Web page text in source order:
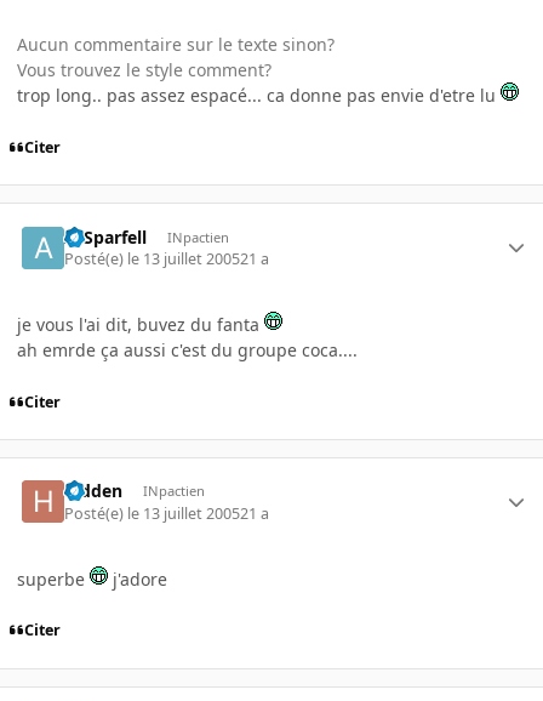
Aucun commentaire sur le texte sinon?
Vous trouvez le style comment?
trop long.. pas assez espacé... ca donne pas envie d'etre lu
Citer
ArSparfell INpactien
Posté(e) le 13 juillet 200521 a
je vous l'ai dit, buvez du fanta
ah emrde ça aussi c'est du groupe coca....
Citer
hidden INpactien
Posté(e) le 13 juillet 200521 a
superbe j'adore
Citer